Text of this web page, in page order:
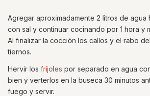
Agregar aproximadamente 2 litros de agua
con sal y continuar cocinando por 1 hora y
Al finalizar la cocción los callos y el rabo
tiernos.
Hervir los frijoles por separado en agua
bien y verterlos en la buseca 30 minutos
fuego y servir.